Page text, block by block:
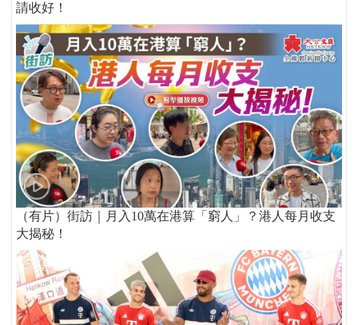
請收好！
（有片）街訪｜月入10萬在港算「窮人」？港人每月收支
大揭秘！